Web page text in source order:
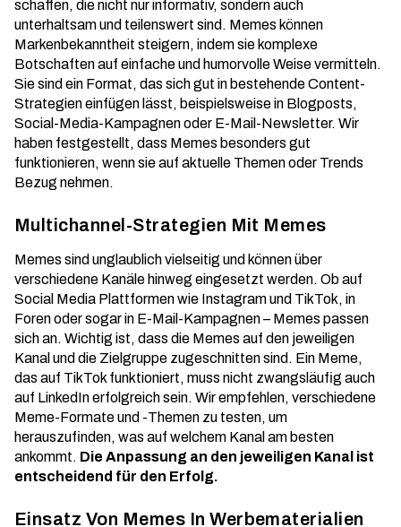
schaffen, die nicht nur informativ, sondern auch
unterhaltsam und teilenswert sind. Memes können
Markenbekanntheit steigern, indem sie komplexe
Botschaften auf einfache und humorvolle Weise vermitteln.
Sie sind ein Format, das sich gut in bestehende Content-
Strategien einfügen lässt, beispielsweise in Blogposts,
Social-Media-Kampagnen oder E-Mail-Newsletter. Wir
haben festgestellt, dass Memes besonders gut
funktionieren, wenn sie auf aktuelle Themen oder Trends
Bezug nehmen.
Multichannel-Strategien Mit Memes
Memes sind unglaublich vielseitig und können über
verschiedene Kanäle hinweg eingesetzt werden. Ob auf
Social Media Plattformen wie Instagram und TikTok, in
Foren oder sogar in E-Mail-Kampagnen – Memes passen
sich an. Wichtig ist, dass die Memes auf den jeweiligen
Kanal und die Zielgruppe zugeschnitten sind. Ein Meme,
das auf TikTok funktioniert, muss nicht zwangsläufig auch
auf LinkedIn erfolgreich sein. Wir empfehlen, verschiedene
Meme-Formate und -Themen zu testen, um
herauszufinden, was auf welchem Kanal am besten
ankommt. Die Anpassung an den jeweiligen Kanal ist
entscheidend für den Erfolg.
Einsatz Von Memes In Werbematerialien